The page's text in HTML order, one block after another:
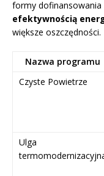
formy
efektywnością
większe oszczędności.
Nazwa programu
Czyste Powietrze
Ulga